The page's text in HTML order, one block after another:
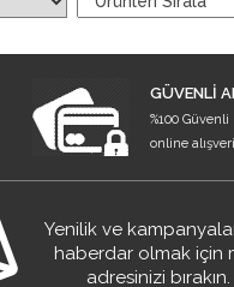
GÜVENLİ
%100
online
Yenilik ve
haberdar olmak için
adresinizi bırakın.